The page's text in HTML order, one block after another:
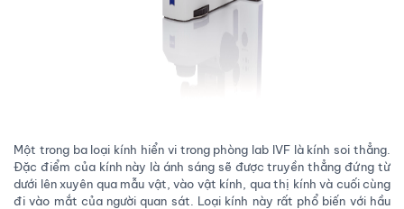
Một trong ba loại kính hiển vi trong phòng lab IVF là kính soi thẳng.
Đặc điểm của kính này là ánh sáng sẽ được truyền thẳng đứng từ
dưới lên xuyên qua mẫu vật, vào vật kính, qua thị kính và cuối cùng
đi vào mắt của người quan sát. Loại kính này rất phổ biến với hầu